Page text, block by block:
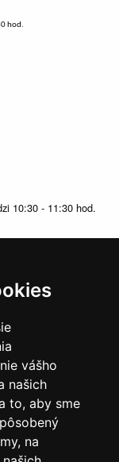
vášho
našich
to, aby sme
na
hod.
10:30 - 11:30 hod.
hod.